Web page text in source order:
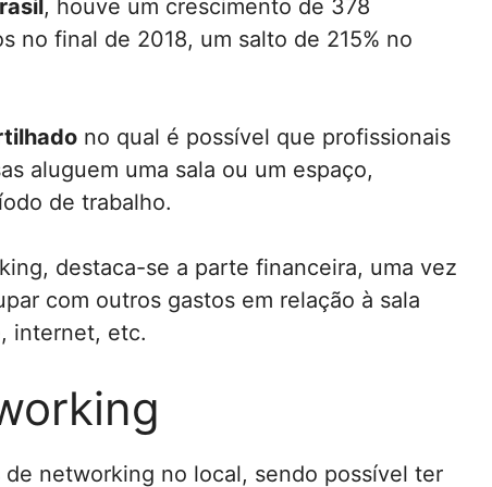
, houve um crescimento de 378
no final de 2018, um salto de 215% no
no qual é possível que profissionais
aluguem uma sala ou um espaço,
de trabalho.
destaca-se a parte financeira, uma vez
com outros gastos em relação à sala
internet, etc.
networking no local, sendo possível ter